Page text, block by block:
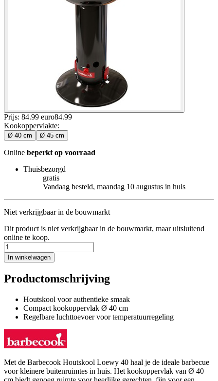
Prijs: 84.99 euro84.99
Kookoppervlakte:
Ø 40 cm Ø 45 cm
Online beperkt op voorraad
Thuisbezorgd
gratis
Vandaag besteld, maandag 10 augustus in huis
Niet verkrijgbaar in de bouwmarkt
Dit product is niet verkrijgbaar in de bouwmarkt, maar uitsluitend
online te koop.
In winkelwagen
Productomschrijving
Houtskool voor authentieke smaak
Compact kookoppervlak Ø 40 cm
Regelbare luchttoevoer voor temperatuurregeling
Met de Barbecook Houtskool Loewy 40 haal je de ideale barbecue
voor kleinere buitenruimtes in huis. Het kookoppervlak van Ø 40